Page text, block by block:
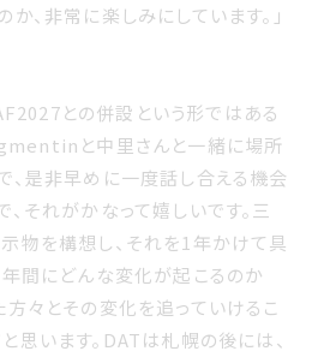
に楽しみにしています 中里さん
2027との併設という形ではある
と中里さんと一緒に場所
是非早めに一度話し合える機会
それがかなって嬉しいです 三者
を構想し それを1年かけて具体
にどんな変化が起こるのかを こ
その変化を追っていけることはと
、非常に楽しみにしています。」
との併設という形ではある
と中里さんと一緒に場所
、是非早めに一度話し合える機会
それがかなって嬉しいです。三
物を構想し、それを1年かけて具
間にどんな変化が起こるのか
方々とその変化を追っていけるこ
思います。DATは札幌の後には、